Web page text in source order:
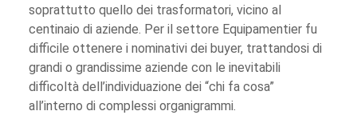
soprattutto quello dei trasformatori, vicino al
centinaio di aziende. Per il settore Equipamentier fu
difficile ottenere i nominativi dei buyer, trattandosi di
grandi o grandissime aziende con le inevitabili
difficoltà dell’individuazione dei “chi fa cosa”
all’interno di complessi organigrammi.